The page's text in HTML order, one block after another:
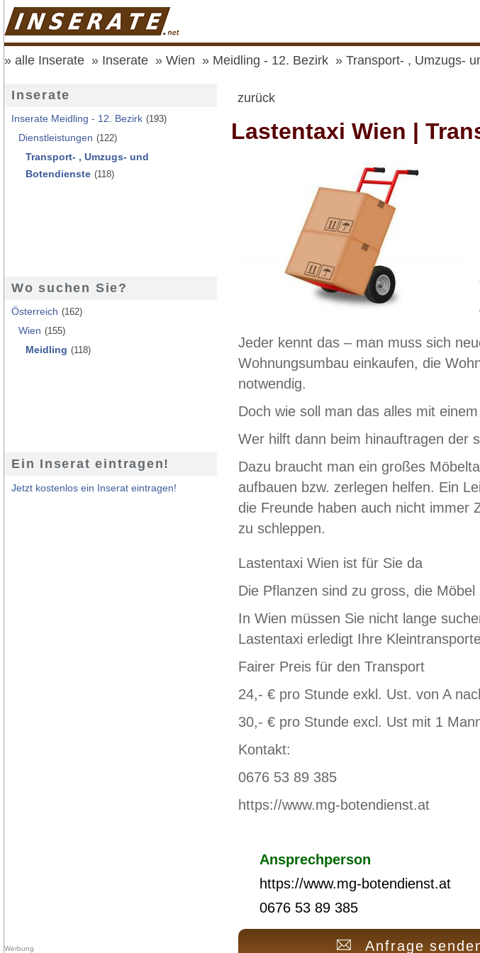
alle Inserate Inserate Wien Meidling - 12. Bezirk Transport- , Umzugs-
zurück
Lastentaxi Wien |
Jeder kennt das – man muss sich
Wohnungsumbau einkaufen, die
notwendig.
Doch wie soll man das alles mit
Wer hilft dann beim hinauftragen der
Dazu braucht man ein großes
aufbauen bzw. zerlegen helfen. Ein
die Freunde haben auch nicht immer
zu schleppen.
Lastentaxi Wien ist für Sie da
Die Pflanzen sind zu gross, die
In Wien müssen Sie nicht lange
Lastentaxi erledigt Ihre
Fairer Preis für den Transport
24,- € pro Stunde exkl. Ust. von A
30,- € pro Stunde excl. Ust mit 1
Kontakt:
0676 53 89 385
https://www.mg-botendienst.at
Ansprechperson
https://www.mg-botendienst.at
0676 53 89 385
Anfrage
Inserate
Inserate Meidling - 12. Bezirk (193)
Dienstleistungen (122)
Transport- , Umzugs- und
Botendienste (118)
Wo suchen Sie?
Österreich (162)
Wien (155)
Meidling (118)
Ein Inserat eintragen!
Jetzt kostenlos ein Inserat eintragen!